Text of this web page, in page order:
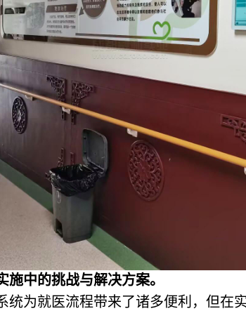
施中的挑战与解决方案。
统为就医流程带来了诸多便利，但在